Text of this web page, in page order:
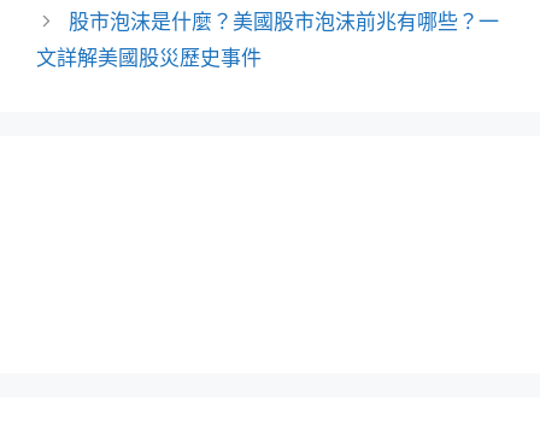
股市泡沫是什麼？美國股市泡沫前兆有哪些？一
文詳解美國股災歷史事件